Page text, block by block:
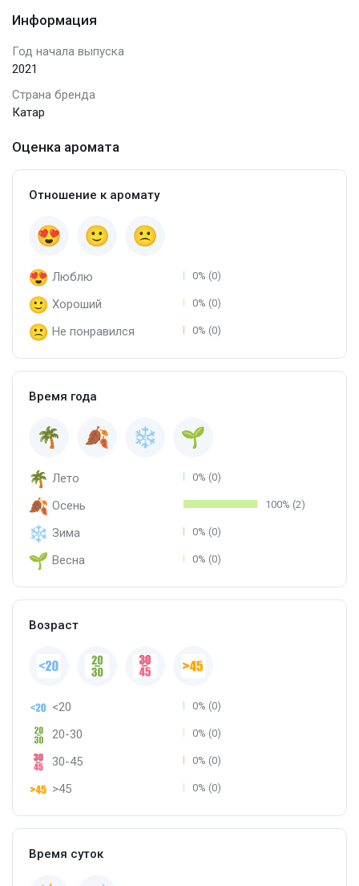
Информация
Год начала выпуска
2021
Страна бренда
Катар
Оценка аромата
Отношение к аромату
Люблю 0% (0)
Хороший 0% (0)
Не понравился 0% (0)
Время года
Лето 0% (0)
Осень 100% (2)
Зима 0% (0)
Весна 0% (0)
Возраст
<20 0% (0)
20-30 0% (0)
30-45 0% (0)
>45 0% (0)
Время суток